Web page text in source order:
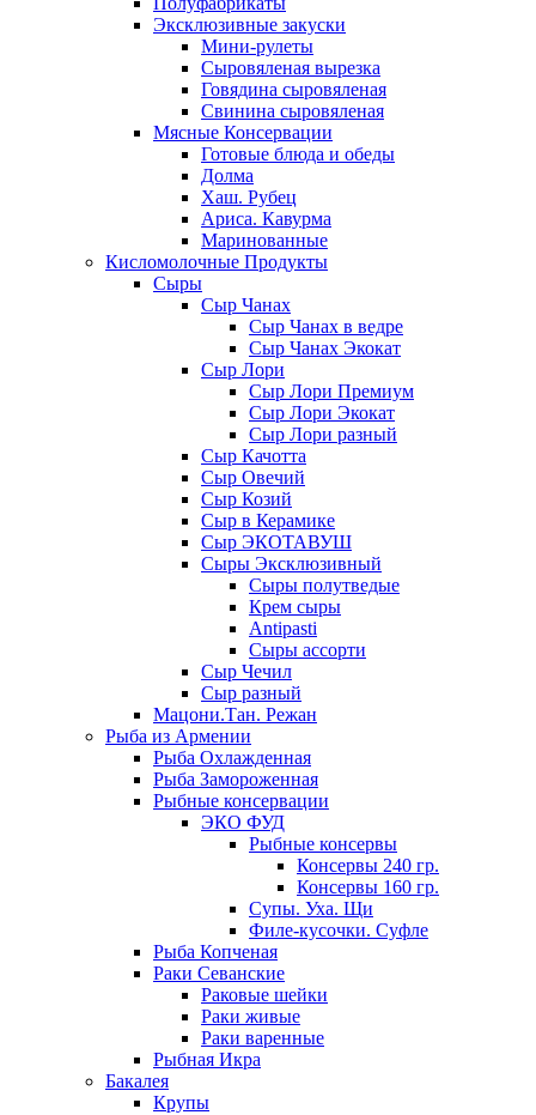
Эксклюзивные закуски
Мини-рулеты
Сыровяленая вырезка
Говядина сыровяленая
Свинина сыровяленая
Мясные Консервации
Готовые блюда и обеды
Долма
Хаш. Рубец
Ариса. Кавурма
Маринованные
Кисломолочные Продукты
Сыры
Сыр Чанах
Сыр Чанах в ведре
Сыр Чанах Экокат
Сыр Лори
Сыр Лори Премиум
Сыр Лори Экокат
Сыр Лори разный
Сыр Качотта
Сыр Овечий
Сыр Козий
Сыр в Керамике
Сыр ЭКОТАВУШ
Сыры Эксклюзивный
Сыры полутведые
Крем сыры
Antipasti
Сыры ассорти
Сыр Чечил
Сыр разный
Мацони.Тан. Режан
Рыба из Армении
Рыба Охлажденная
Рыба Замороженная
Рыбные консервации
ЭКО ФУД
Рыбные консервы
Консервы 240 гр.
Консервы 160 гр.
Супы. Уха. Щи
Филе-кусочки. Суфле
Рыба Копченая
Раки Севанские
Раковые шейки
Раки живые
Раки варенные
Рыбная Икра
Бакалея
Крупы